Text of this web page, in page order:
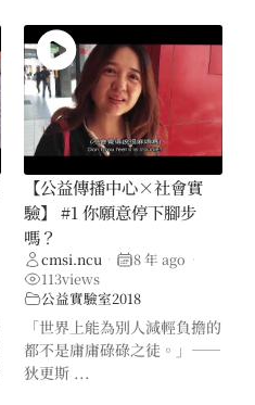
【公益傳播中心×社會實
驗】 #1 你願意停下腳步
嗎？
cmsi.ncu • 8 年 ago •
113views
公益實驗室2018
「世界上能為別人減輕負擔的
都不是庸庸碌碌之徒。」——
狄更斯 ...